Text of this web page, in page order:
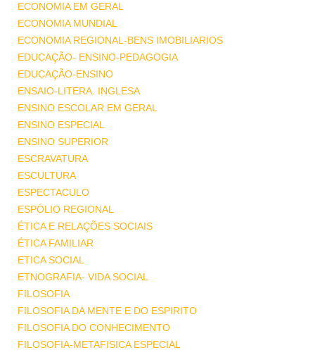
ECONOMIA EM GERAL
ECONOMIA MUNDIAL
ECONOMIA REGIONAL-BENS IMOBILIARIOS
EDUCAÇÃO- ENSINO-PEDAGOGIA
EDUCAÇÃO-ENSINO
ENSAIO-LITERA. INGLESA
ENSINO ESCOLAR EM GERAL
ENSINO ESPECIAL
ENSINO SUPERIOR
ESCRAVATURA
ESCULTURA
ESPECTACULO
ESPÓLIO REGIONAL
ÉTICA E RELAÇÕES SOCIAIS
ÉTICA FAMILIAR
ETICA SOCIAL
ETNOGRAFIA- VIDA SOCIAL
FILOSOFIA
FILOSOFIA DA MENTE E DO ESPIRITO
FILOSOFIA DO CONHECIMENTO
FILOSOFIA-METAFISICA ESPECIAL